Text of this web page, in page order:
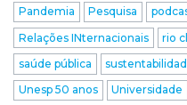
Pandemia
Pesquisa
Relações INternacionais
rio
saúde pública
Unesp 50 anos
Universidade